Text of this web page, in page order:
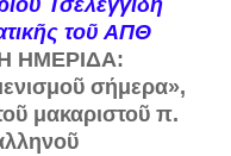
Τσελεγγίδη
τοῦ ΑΠΘ
ΗΜΕΡΙΔΑ:
σήμερα»,
μακαριστοῦ π.